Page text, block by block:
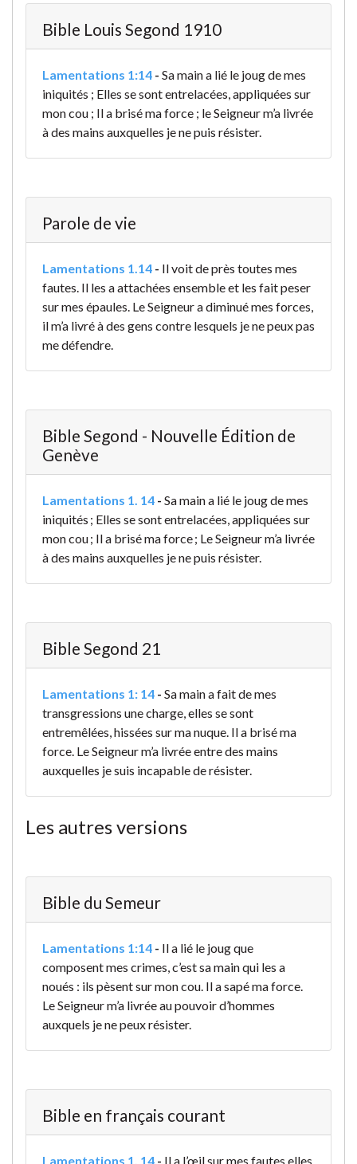
Bible Louis Segond 1910
Lamentations 1:14 - Sa main a lié le joug de mes
iniquités ; Elles se sont entrelacées, appliquées sur
mon cou ; Il a brisé ma force ; le Seigneur m’a livrée
à des mains auxquelles je ne puis résister.
Parole de vie
Lamentations 1.14 - Il voit de près toutes mes
fautes. Il les a attachées ensembleet les fait peser
sur mes épaules. Le Seigneur a diminué mes forces,
il m’a livré à des gens contre lesquels je ne peux pas
me défendre.
Bible Segond - Nouvelle Édition de
Genève
Lamentations 1. 14 - Sa main a lié le joug de mes
iniquités ; Elles se sont entrelacées, appliquées sur
mon cou ; Il a brisé ma force ; Le Seigneur m’a livrée
à des mains auxquelles je ne puis résister.
Bible Segond 21
Lamentations 1: 14 - Sa main a fait de mes
transgressions une charge, elles se sont
entremêlées, hissées sur ma nuque. Il a brisé ma
force. Le Seigneur m’a livrée entre des mains
auxquelles je suis incapable de résister.
Les autres versions
Bible du Semeur
Lamentations 1:14 - Il a lié le joug que
composent mes crimes,c’est sa main qui les a
noués : ils pèsent sur mon cou. Il a sapé ma force.
Le Seigneur m’a livrée au pouvoir d’hommes
auxquels je ne peux résister.
Bible en français courant
Lamentations 1. 14 - Il a l’œil sur mes fautes, elles